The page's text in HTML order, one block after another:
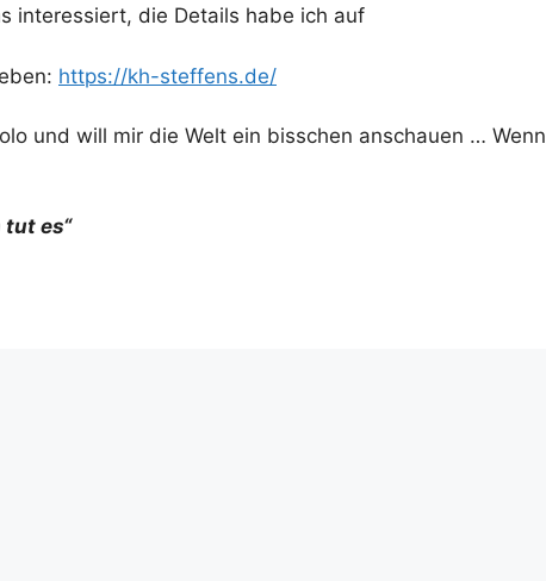
interessiert, die Details habe ich auf
https://kh-steffens.de/
und will mir die Welt ein bisschen anschauen … Wenn
es“